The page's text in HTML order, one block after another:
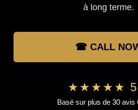
à long terme.
☎ CALL
★★★★★
Basé sur plus de 30 avis